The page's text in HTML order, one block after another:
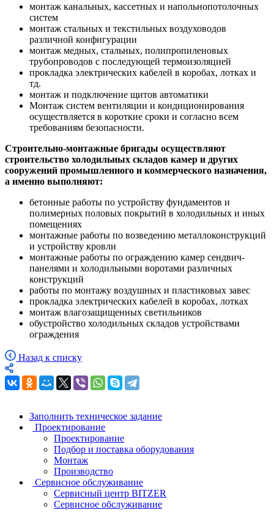
монтаж канальных, кассетных и напольнопотолочных
систем
монтаж стальных и текстильных воздуховодов
различной конфигурации
монтаж медных, стальных, полипропиленовых
трубопроводов с последующей термоизоляцией
прокладка электрических кабелей в коробах, лотках и
тд.
монтаж и подключение щитов автоматики
Монтаж систем вентиляции и кондиционирования
осуществляется в короткие сроки и согласно всем
требованиям безопасности.
Строительно-монтажные бригады осуществляют
строительство холодильных складов камер и других
сооружений промышленного и коммерческого назначения,
а именно выполняют:
бетонные работы по устройству фундаментов и
полимерных половых покрытий в холодильных и иных
помещениях
монтажные работы по возведению металлоконструкций
и устройству кровли
монтажные работы по ограждению камер сендвич-
панелями и холодильными воротами различных
конструкций
работы по монтажу воздушных и пластиковых завес
прокладка электрических кабелей в коробах, лотках
монтаж влагозащищенных светильников
обустройство холодильных складов устройствами
ограждения
Назад к списку
Заполнить техническое задание
Проектирование
Проектирование
Подбор и поставка оборудования
Монтаж
Производство
Сервисное обслуживание
Сервисный центр BITZER
Сервисное обслуживание